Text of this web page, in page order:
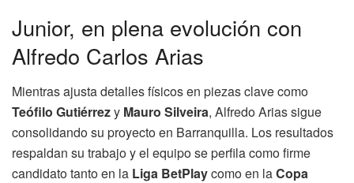
Junior, en plena evolución con
Alfredo Carlos Arias
Mientras ajusta detalles físicos en piezas clave como
Teófilo Gutiérrezy Mauro Silveira, Alfredo Arias sigue
consolidando su proyecto en Barranquilla. Los resultados
respaldan su trabajo y el equipo se perfila como firme
candidato tanto en la Liga BetPlaycomo en laCopa